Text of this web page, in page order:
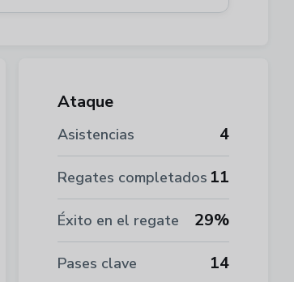
Ataque
Asistencias 4
Regates completados 11
Éxito en el regate 29%
Pases clave 14